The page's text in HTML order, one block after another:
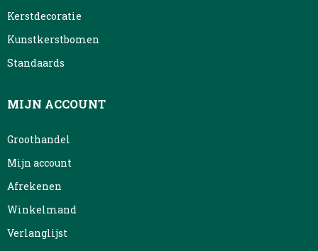
Kerstdecoratie
Kunstkerstbomen
Standaards
MIJN ACCOUNT
Groothandel
Mijn account
Afrekenen
Winkelmand
Verlanglijst